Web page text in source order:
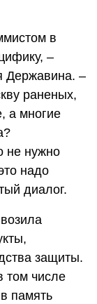
в
–
Державина. –
раненых,
а многие
не нужно
надо
диалог.
защиты.
том числе
память